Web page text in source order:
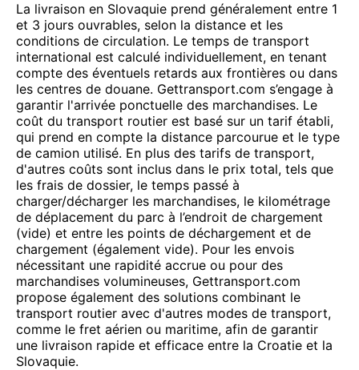
La livraison en Slovaquie prend généralement entre 1
et 3 jours ouvrables, selon la distance et les
conditions de circulation. Le temps de transport
international est calculé individuellement, en tenant
compte des éventuels retards aux frontières ou dans
les centres de douane. Gettransport.com s’engage à
garantir l'arrivée ponctuelle des marchandises. Le
coût du transport routier est basé sur un tarif établi,
qui prend en compte la distance parcourue et le type
de camion utilisé. En plus des tarifs de transport,
d'autres coûts sont inclus dans le prix total, tels que
les frais de dossier, le temps passé à
charger/décharger les marchandises, le kilométrage
de déplacement du parc à l’endroit de chargement
(vide) et entre les points de déchargement et de
chargement (également vide). Pour les envois
nécessitant une rapidité accrue ou pour des
marchandises volumineuses, Gettransport.com
propose également des solutions combinant le
transport routier avec d'autres modes de transport,
comme le fret aérien ou maritime, afin de garantir
une livraison rapide et efficace entre la Croatie et la
Slovaquie.